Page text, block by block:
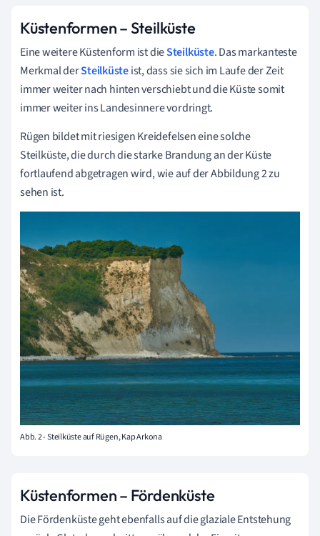
Küstenformen – Steilküste
Eine weitere Küstenform ist dieSteilküste. Das markanteste
Merkmal derSteilküsteist, dass sie sich im Laufe der Zeit
immer weiter nach hinten verschiebt und die Küste somit
immer weiter ins Landesinnere vordringt.
Rügen bildet mit riesigen Kreidefelsen eine solche
Steilküste, die durch die starke Brandung an der Küste
fortlaufend abgetragen wird, wie auf der Abbildung 2 zu
sehen ist.
Abb. 2 - Steilküste auf Rügen, Kap Arkona
Küstenformen – Fördenküste
Die Fördenküste geht ebenfalls auf die glaziale Entstehung